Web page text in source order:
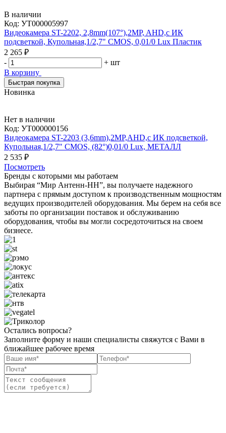
В наличии
Код: УТ000005997
Видеокамера ST-2202, 2,8mm(107°),2MP, AHD,с ИК
подсветкой, Купольная,1/2,7" CMOS, 0,01/0 Lux Пластик
2 265 ₽
-
+ шт
В корзину
Быстрая покупка
Новинка
Нет в наличии
Код: УТ000000156
Видеокамера ST-2203 (3,6mm),2MP,AHD,с ИК подсветкой,
Купольная,1/2,7" CMOS, (82°)0,01/0 Lux, МЕТАЛЛ
2 535 ₽
Посмотреть
Бренды с которыми мы работаем
Выбирая “Мир Антенн-НН”, вы получаете надежного
партнера с прямым доступом к производственным мощностям
ведущих производителей оборудования. Мы берем на себя все
заботы по организации поставок и обслуживанию
оборудования, чтобы вы могли сосредоточиться на своем
бизнесе.
Остались вопросы?
Заполните форму и наши специалисты свяжутся с Вами в
ближайшее рабочее время